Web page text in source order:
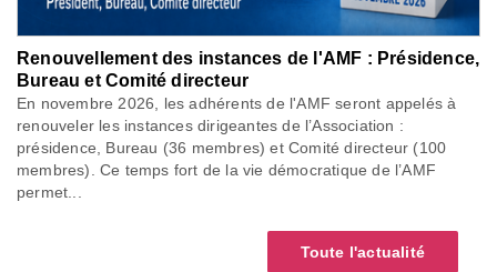
Renouvellement des instances de l'AMF : Présidence,
Bureau et Comité directeur
En novembre 2026, les adhérents de l'AMF seront appelés à
renouveler les instances dirigeantes de l’Association :
présidence, Bureau (36 membres) et Comité directeur (100
membres). Ce temps fort de la vie démocratique de l’AMF
permet...
Toute l'actualité